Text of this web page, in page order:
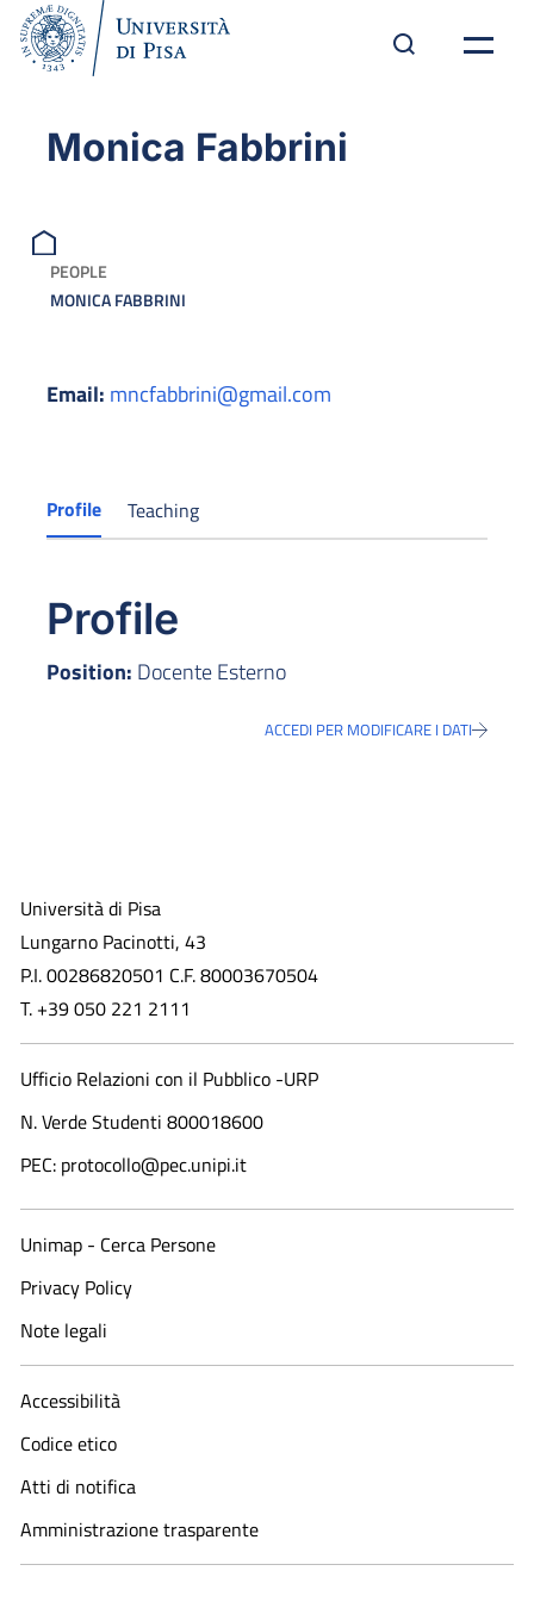
Monica Fabbrini
PEOPLE
MONICA FABBRINI
Email: mncfabbrini@gmail.com
Profile Teaching
Profile
Position: Docente Esterno
ACCEDI PER MODIFICARE I DATI
Università di Pisa
Lungarno Pacinotti, 43
P.I. 00286820501 C.F. 80003670504
T. +39 050 221 2111
Ufficio Relazioni con il Pubblico -URP
N. Verde Studenti 800018600​
PEC: protocollo@pec.unipi.it
Unimap - Cerca Persone
Privacy Policy
Note legali
Accessibilità
Codice etico
Atti di notifica
Amministrazione trasparente